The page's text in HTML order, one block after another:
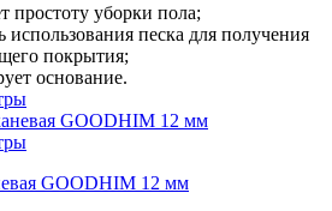
простоту уборки пола;
использования песка для получения
покрытия;
основание.
GOODHIM 12 мм